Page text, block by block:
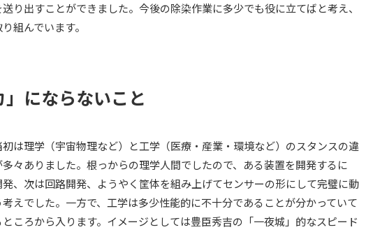
送り出すことができました。今後の除染作業に多少でも役に立てばと考え、
組んでいます。
」にならないこと
は理学（宇宙物理など）と工学（医療・産業・環境など）のスタンスの違
々ありました。根っからの理学人間でしたので、ある装置を開発するに
、次は回路開発、ようやく筐体を組み上げてセンサーの形にして完璧に動
えでした。一方で、工学は多少性能的に不十分であることが分かっていて
ころから入ります。イメージとしては豊臣秀吉の「一夜城」的なスピード